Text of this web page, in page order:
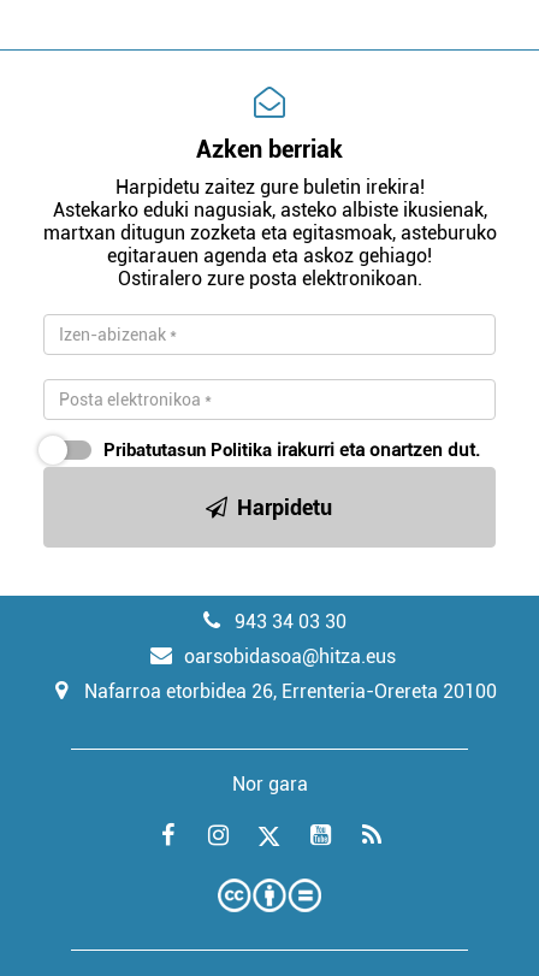
Azken berriak
Harpidetu zaitez gure buletin irekira!
Astekarko eduki nagusiak, asteko albiste ikusienak,
martxan ditugun zozketa eta egitasmoak, asteburuko
egitarauen agenda eta askoz gehiago!
Ostiralero zure posta elektronikoan.
Pribatutasun Politika irakurri eta onartzen dut.
Harpidetu
943 34 03 30
oarsobidasoa@hitza.eus
Nafarroa etorbidea 26, Errenteria-Orereta 20100
Nor gara